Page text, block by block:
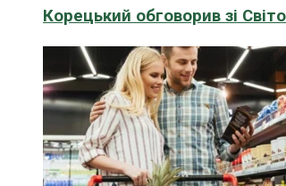
Корецький обговорив зі